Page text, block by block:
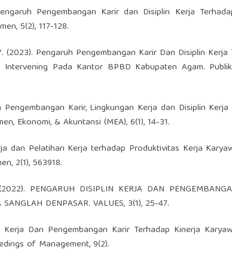
Pengembangan Karir dan Disiplin Kerja
5(2), 117-128.
(2023). Pengaruh Pengembangan Karir Dan Disiplin Kerja
Pada Kantor BPBD Kabupaten Agam.
Karir, Lingkungan Kerja dan Disiplin
Ekonomi, & Akuntansi (MEA), 6(1), 14-31.
dan Pelatihan Kerja terhadap Produktivitas Kerja
2(1), 563918.
PENGARUH DISIPLIN KERJA DAN
DENPASAR. VALUES, 3(1), 25-47.
Dan Pengembangan Karir Terhadap Kinerja
of Management, 9(2).